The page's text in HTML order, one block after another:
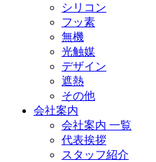
シリコン
フッ素
無機
光触媒
デザイン
遮熱
その他
会社案内
会社案内 一覧
代表挨拶
スタッフ紹介